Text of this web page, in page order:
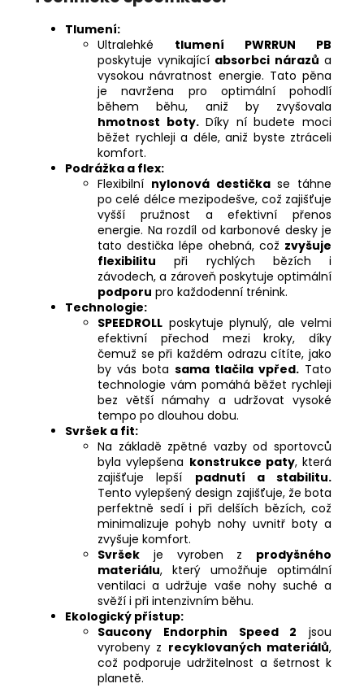
Tlumení:
Ultralehké tlumení PWRRUN PB
poskytuje vynikající absorbci nárazů a
vysokou návratnost energie. Tato pěna
je navržena pro optimální pohodlí
během běhu, aniž by zvyšovala
hmotnost boty.Díky ní budete moci
běžet rychleji a déle, aniž byste ztráceli
komfort.
Podrážka a flex:
Flexibilní nylonová destičkase táhne
po celé délce mezipodešve, což zajišťuje
vyšší pružnost a efektivní přenos
energie. Na rozdíl od karbonové desky je
tato destička lépe ohebná, což zvyšuje
flexibilitu při rychlých bězích i
závodech, a zároveň poskytuje optimální
podporu pro každodenní trénink.
Technologie:
SPEEDROLL poskytuje plynulý, ale velmi
efektivní přechod mezi kroky, díky
čemuž se při každém odrazu cítíte, jako
by vás bota sama tlačila vpřed. Tato
technologie vám pomáhá běžet rychleji
bez větší námahy a udržovat vysoké
tempo po dlouhou dobu.
Svršek a fit:
Na základě zpětné vazby od sportovců
byla vylepšena konstrukce paty, která
zajišťuje lepší padnutí a stabilitu.
Tento vylepšený design zajišťuje, že bota
perfektně sedí i při delších bězích, což
minimalizuje pohyb nohy uvnitř boty a
zvyšuje komfort.
Svršek je vyroben z prodyšného
materiálu, který umožňuje optimální
ventilaci a udržuje vaše nohy suché a
svěží i při intenzivním běhu.
Ekologický přístup:
Saucony Endorphin Speed 2 jsou
vyrobeny z recyklovaných materiálů,
což podporuje udržitelnost a šetrnost k
planetě.